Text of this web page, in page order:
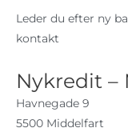
Leder du efter ny
kontakt
Nykredit –
Havnegade 9
5500 Middelfart